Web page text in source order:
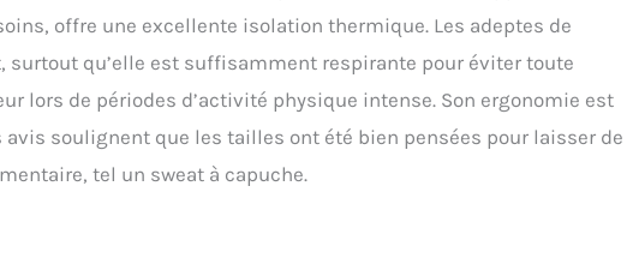
offre une excellente isolation thermique. Les adeptes de
surtout qu’elle est suffisamment respirante pour éviter toute
lors de périodes d’activité physique intense. Son ergonomie est
soulignent que les tailles ont été bien pensées pour laisser de
tel un sweat à capuche.